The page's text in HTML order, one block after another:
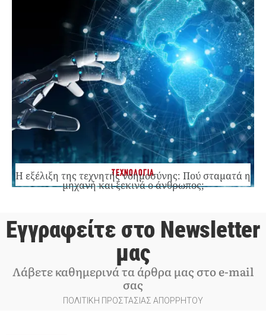
ΤΕΧΝΟΛΟΓΙΑ
Η εξέλιξη της τεχνητής νοημοσύνης: Πού σταματά η
μηχανή και ξεκινά ο άνθρωπος;
Εγγραφείτε στο Newsletter
μας
Λάβετε καθημερινά τα άρθρα μας στο e-mail
σας
ΠΟΛΙΤΙΚΗ ΠΡΟΣΤΑΣΙΑΣ ΑΠΟΡΡΗΤΟΥ